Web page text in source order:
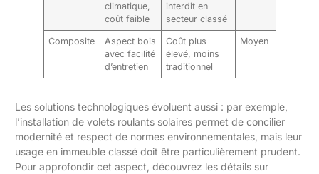
climatique,
coût faible
interdit en
secteur classé
Composite
Aspect bois
avec facilité
d’entretien
Coût plus
élevé, moins
traditionnel
Moyen
Les solutions technologiques évoluent aussi : par exemple,
l’installation de volets roulants solaires permet de concilier
modernité et respect de normes environnementales, mais leur
usage en immeuble classé doit être particulièrement prudent.
Pour approfondir cet aspect, découvrez les détails sur